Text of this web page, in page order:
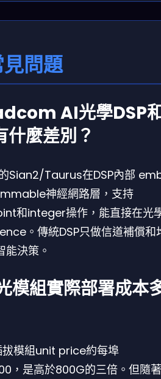
問題
AI光學DSP
什麼差別？
Sian2/Taurus在DSP內部
神經網路層，支持
和integer操作，能直接在光
。傳統DSP只做信道補償和
能決策。
模組實際部署成本
拔模組unit price約每埠
，是高於800G的三倍。但隨